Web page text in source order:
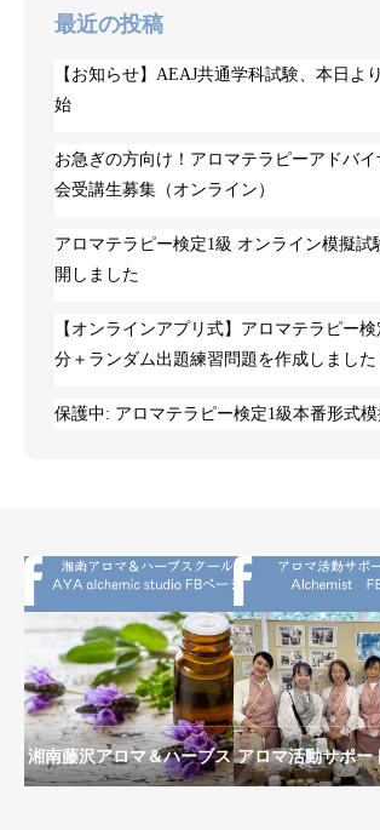
最近の投稿
【お知らせ】AEAJ共通学科試験、本日よ
始
お急ぎの方向け！アロマテラピーアドバ
会受講生募集（オンライン）
アロマテラピー検定1級 オンライン模擬試
開しました
【オンラインアプリ式】アロマテラピー検
分＋ランダム出題練習問題を作成しました
保護中: アロマテラピー検定1級本番形式模
湘南藤沢アロマ＆ハーブス アロマ活動サポー